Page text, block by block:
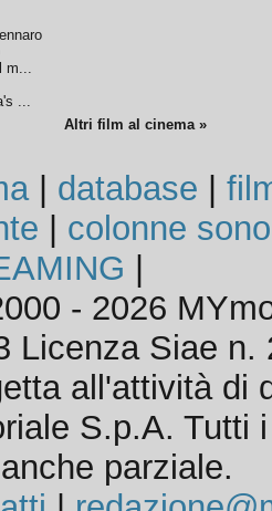
m...
...
Altri film al cinema »
| database
colonne
- 2026
Licenza Siae n.
all'attività di
S.p.A. Tutti
parziale.